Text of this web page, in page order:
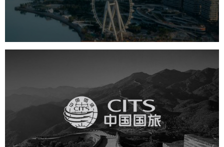
机构组织 国企 品牌官网 网站建设 网站设计
中国国旅
旅游休闲 电商网站 网站建设